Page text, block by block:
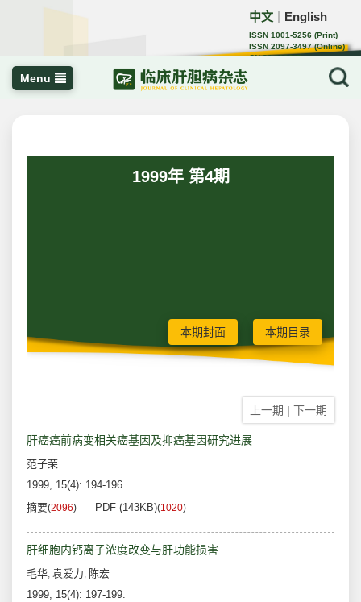
中文 English
ISSN 1001-5256 (Print)
ISSN 2097-3497 (Online)
CN 22-1108/R
Menu
1999年 第4期
本期封面 本期目录
上一期 | 下一期
肝癌癌前病变相关癌基因及抑癌基因研究进展
范子荣
1999, 15(4): 194-196.
摘要(2096) PDF (143KB)(1020)
肝细胞内钙离子浓度改变与肝功能损害
毛华, 袁爱力, 陈宏
1999, 15(4): 197-199.